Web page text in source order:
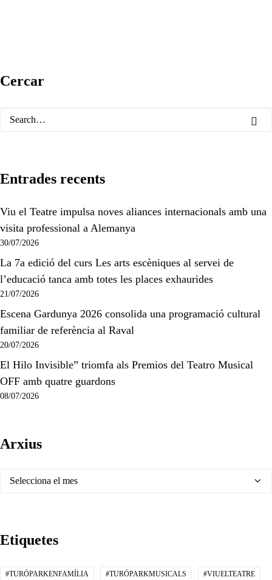
Cercar
Entrades recents
Viu el Teatre impulsa noves aliances internacionals amb una
visita professional a Alemanya
30/07/2026
La 7a edició del curs Les arts escèniques al servei de
l’educació tanca amb totes les places exhaurides
21/07/2026
Escena Gardunya 2026 consolida una programació cultural
familiar de referència al Raval
20/07/2026
El Hilo Invisible” triomfa als Premios del Teatro Musical
OFF amb quatre guardons
08/07/2026
Arxius
Arxius
Etiquetes
#TURÓPARKENFAMÍLIA #TURÓPARKMUSICALS #VIUELTEATRE